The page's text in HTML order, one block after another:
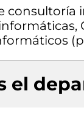
consultoría
el